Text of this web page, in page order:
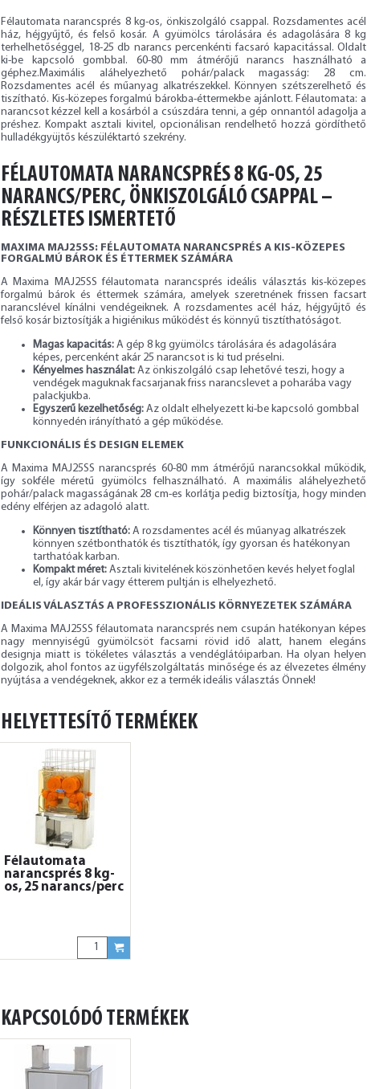
Félautomata narancsprés 8 kg-os, önkiszolgáló csappal. Rozsdamentes acél
ház, héjgyűjtő, és felső kosár. A gyümölcs tárolására és adagolására 8 kg
terhelhetőséggel, 18-25 db narancs percenkénti facsaró kapacitással. Oldalt
ki-be kapcsoló gombbal. 60-80 mm átmérőjű narancs használható a
géphez.Maximális aláhelyezhető pohár/palack magasság: 28 cm.
Rozsdamentes acél és műanyag alkatrészekkel. Könnyen szétszerelhető és
tiszítható. Kis-közepes forgalmú bárokba-éttermekbe ajánlott. Félautomata: a
narancsot kézzel kell a kosárból a csúszdára tenni, a gép onnantól adagolja a
préshez. Kompakt asztali kivitel, opcionálisan rendelhető hozzá gördíthető
hulladékgyüjtős készüléktartó szekrény.
FÉLAUTOMATA NARANCSPRÉS 8 KG-OS, 25
NARANCS/PERC, ÖNKISZOLGÁLÓ CSAPPAL –
RÉSZLETES ISMERTETŐ
MAXIMA MAJ25SS: FÉLAUTOMATA NARANCSPRÉS A KIS-KÖZEPES
FORGALMÚ BÁROK ÉS ÉTTERMEK SZÁMÁRA
A Maxima MAJ25SS félautomata narancsprés ideális választás kis-közepes
forgalmú bárok és éttermek számára, amelyek szeretnének frissen facsart
narancslével kínálni vendégeiknek. A rozsdamentes acél ház, héjgyűjtő és
felső kosár biztosítják a higiénikus működést és könnyű tisztíthatóságot.
Magas kapacitás: A gép 8 kg gyümölcs tárolására és adagolására
képes, percenként akár 25 narancsot is ki tud préselni.
Kényelmes használat: Az önkiszolgáló csap lehetővé teszi, hogy a
vendégek maguknak facsarjanak friss narancslevet a poharába vagy
palackjukba.
Egyszerű kezelhetőség: Az oldalt elhelyezett ki-be kapcsoló gombbal
könnyedén irányítható a gép működése.
FUNKCIONÁLIS ÉS DESIGN ELEMEK
A Maxima MAJ25SS narancsprés 60-80 mm átmérőjű narancsokkal működik,
így sokféle méretű gyümölcs felhasználható. A maximális aláhelyezhető
pohár/palack magasságának 28 cm-es korlátja pedig biztosítja, hogy minden
edény elférjen az adagoló alatt.
Könnyen tisztítható: A rozsdamentes acél és műanyag alkatrészek
könnyen szétbonthatók és tisztíthatók, így gyorsan és hatékonyan
tarthatóak karban.
Kompakt méret: Asztali kivitelének köszönhetően kevés helyet foglal
el, így akár bár vagy étterem pultján is elhelyezhető.
IDEÁLIS VÁLASZTÁS A PROFESSZIONÁLIS KÖRNYEZETEK SZÁMÁRA
A Maxima MAJ25SS félautomata narancsprés nem csupán hatékonyan képes
nagy mennyiségű gyümölcsöt facsarni rövid idő alatt, hanem elegáns
designja miatt is tökéletes választás a vendéglátóiparban. Ha olyan helyen
dolgozik, ahol fontos az ügyfélszolgáltatás minősége és az élvezetes élmény
nyújtása a vendégeknek, akkor ez a termék ideális választás Önnek!
HELYETTESÍTŐ TERMÉKEK
Félautomata
narancsprés 8 kg-
os, 25 narancs/perc
KAPCSOLÓDÓ TERMÉKEK